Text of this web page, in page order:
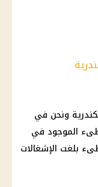
ونحن في
الشواطىء الموجود في
بلغت الإشغالات